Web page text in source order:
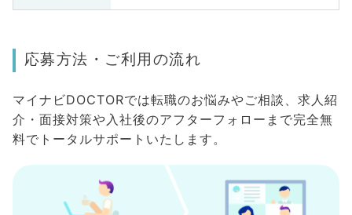
応募方法・ご利用の流れ
マイナビDOCTORでは転職のお悩みやご相談、求人紹
介・面接対策や入社後のアフターフォローまで完全無
料でトータルサポートいたします。